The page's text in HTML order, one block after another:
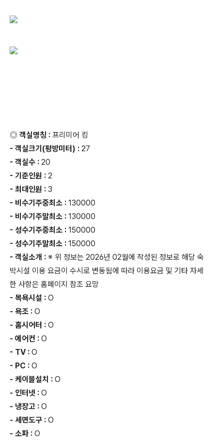
◎ 객실명칭 : 프리미어 킹
- 객실크기(평방미터) : 27
- 객실수 : 20
- 기준인원 : 2
- 최대인원 : 3
- 비수기주중최소 : 130000
- 비수기주말최소 : 130000
- 성수기주중최소 : 150000
- 성수기주말최소 : 150000
- 객실소개 : ※ 위 정보는 2026년 02월에 작성된 정보로 해당 숙
박시설 이용 요금이 수시로 변동됨에 따라 이용요금 및 기타 자세
한 사항은 홈페이지 참조 요망
- 목욕시설 : O
- 욕조 : O
- 홈시어터 : O
- 에어컨 : O
- TV : O
- PC : O
- 케이블설치 : O
- 인터넷 : O
- 냉장고 : O
- 세면도구 : O
- 소파 : O